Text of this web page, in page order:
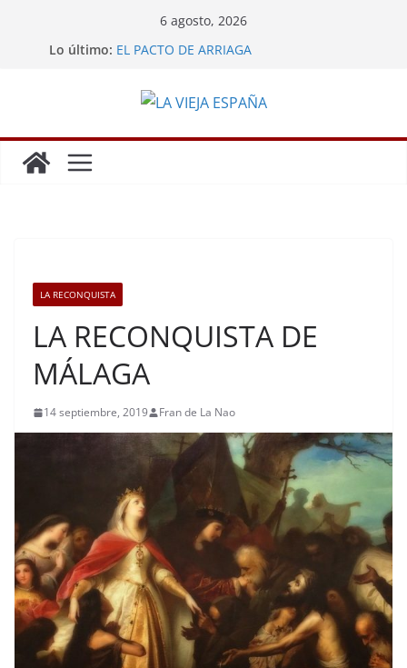
6 agosto, 2026
Lo último: EL PACTO DE ARRIAGA
GRANDES HAZAÑAS DE LOS ESPAÑOLES
LA REBELIÓN DE LOS ENCOMENDEROS
LA RECONQUISTA
LA RECONQUISTA DE
MÁLAGA
14 septiembre, 2019 Fran de La Nao